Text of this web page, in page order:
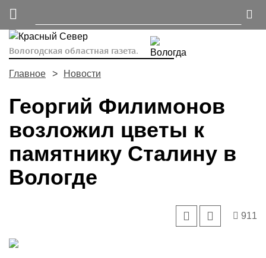
Вологодская областная газета.
Главное Новости
Георгий Филимонов
возложил цветы к
памятнику Сталину в
Вологде
911